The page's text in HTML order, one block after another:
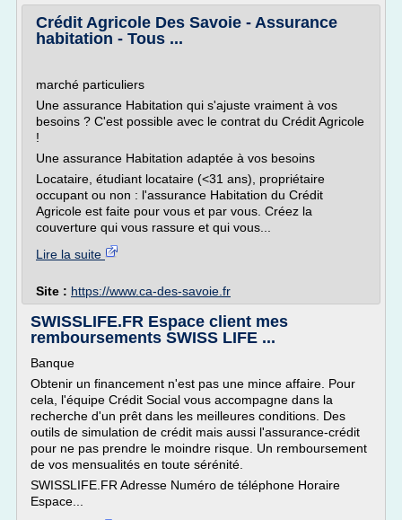
Crédit Agricole Des Savoie - Assurance
habitation - Tous ...
marché particuliers
Une assurance Habitation qui s'ajuste vraiment à vos
besoins ? C'est possible avec le contrat du Crédit Agricole
!
Une assurance Habitation adaptée à vos besoins
Locataire, étudiant locataire (<31 ans), propriétaire
occupant ou non : l'assurance Habitation du Crédit
Agricole est faite pour vous et par vous. Créez la
couverture qui vous rassure et qui vous...
Lire la suite
Site : https://www.ca-des-savoie.fr
SWISSLIFE.FR Espace client mes
remboursements SWISS LIFE ...
Banque
Obtenir un financement n'est pas une mince affaire. Pour
cela, l'équipe Crédit Social vous accompagne dans la
recherche d'un prêt dans les meilleures conditions. Des
outils de simulation de crédit mais aussi l'assurance-crédit
pour ne pas prendre le moindre risque. Un remboursement
de vos mensualités en toute sérénité.
SWISSLIFE.FR Adresse Numéro de téléphone Horaire
Espace...